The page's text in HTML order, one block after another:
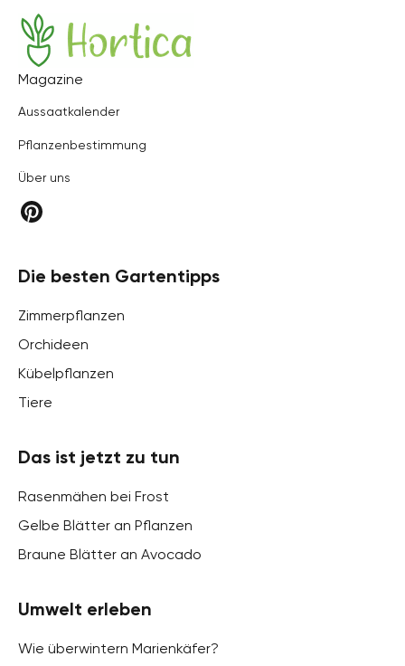
Hortica
Magazine
Aussaatkalender
Pflanzenbestimmung
Über uns
Die besten Gartentipps
Zimmerpflanzen
Orchideen
Kübelpflanzen
Tiere
Das ist jetzt zu tun
Rasenmähen bei Frost
Gelbe Blätter an Pflanzen
Braune Blätter an Avocado
Umwelt erleben
Wie überwintern Marienkäfer?